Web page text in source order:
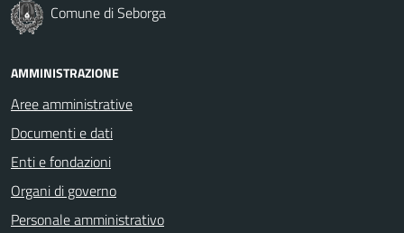
Comune di Seborga
AMMINISTRAZIONE
Aree amministrative
Documenti e dati
Enti e fondazioni
Organi di governo
Personale amministrativo